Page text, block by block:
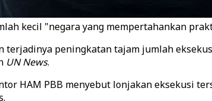
kecil "negara yang mempertahankan
peningkatan tajam jumlah
UN News.
HAM PBB menyebut lonjakan eksekusi